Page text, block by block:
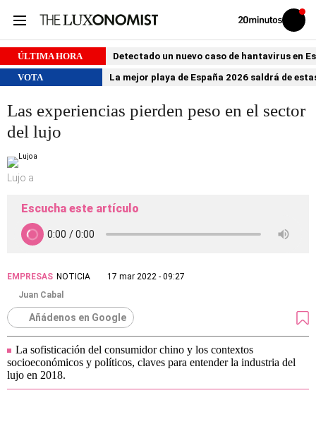
Volver
Iniciar
sesión
ÚLTIMA HORA
Detectado un nuevo caso de hantavirus en
VOTA
La mejor playa de España 2026 saldrá de
Las experiencias pierden peso en el sector
del lujo
Lujo a
Escucha este artículo
EMPRESAS NOTICIA
17 mar 2022 - 09:27
Juan Cabal
Añádenos en Google
La sofisticación del consumidor chino y los contextos
socioeconómicos y políticos, claves para entender la industria del
lujo en 2018.